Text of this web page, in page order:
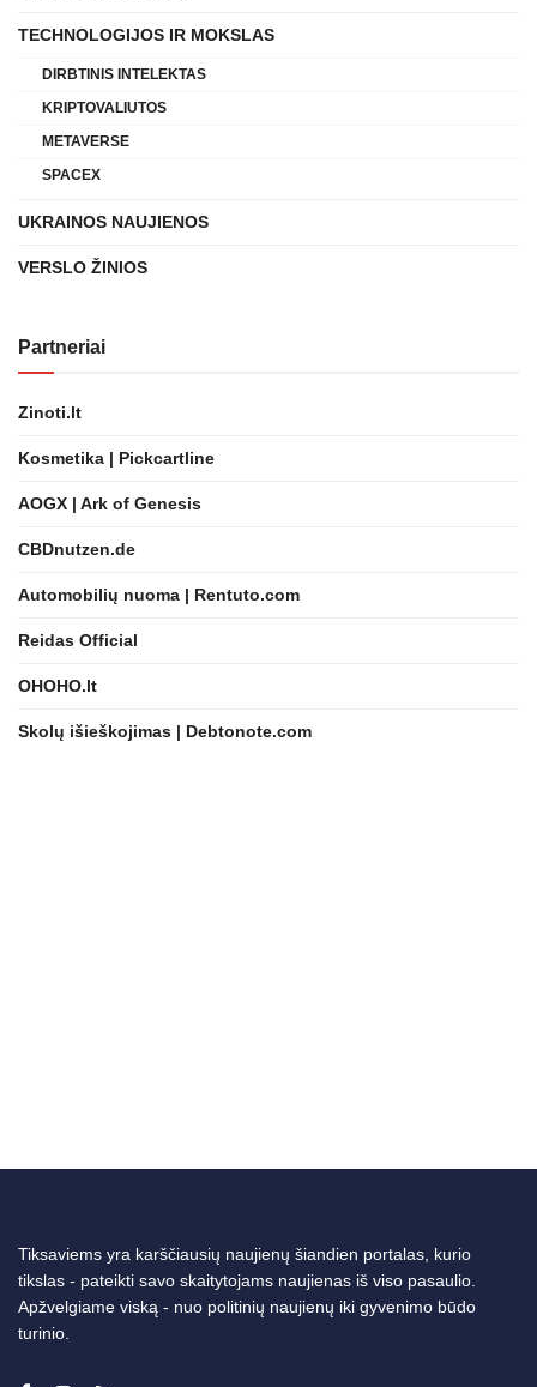
TECHNOLOGIJOS IR MOKSLAS
DIRBTINIS INTELEKTAS
KRIPTOVALIUTOS
METAVERSE
SPACEX
UKRAINOS NAUJIENOS
VERSLO ŽINIOS
Partneriai
Zinoti.lt
Kosmetika | Pickcartline
AOGX | Ark of Genesis
CBDnutzen.de
Automobilių nuoma | Rentuto.com
Reidas Official
OHOHO.lt
Skolų išieškojimas | Debtonote.com
Tiksaviems yra karščiausių naujienų šiandien portalas, kurio
tikslas - pateikti savo skaitytojams naujienas iš viso pasaulio.
Apžvelgiame viską - nuo politinių naujienų iki gyvenimo būdo
turinio.